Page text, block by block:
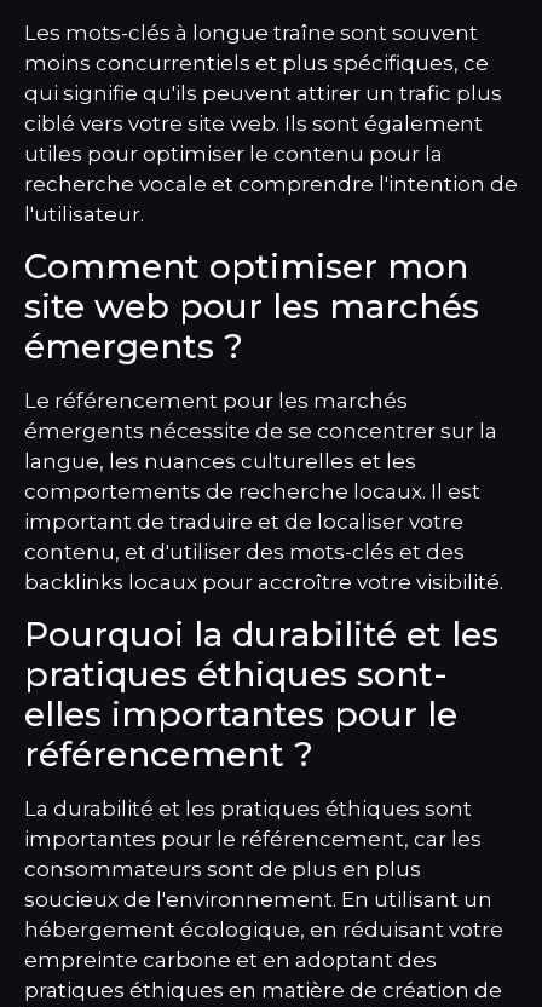
Les mots-clés à longue traîne sont souvent
moins concurrentiels et plus spécifiques, ce
qui signifie qu'ils peuvent attirer un trafic plus
ciblé vers votre site web. Ils sont également
utiles pour optimiser le contenu pour la
recherche vocale et comprendre l'intention de
l'utilisateur.
Comment optimiser mon
site web pour les marchés
émergents ?
Le référencement pour les marchés
émergents nécessite de se concentrer sur la
langue, les nuances culturelles et les
comportements de recherche locaux. Il est
important de traduire et de localiser votre
contenu, et d'utiliser des mots-clés et des
backlinks locaux pour accroître votre visibilité.
Pourquoi la durabilité et les
pratiques éthiques sont-
elles importantes pour le
référencement ?
La durabilité et les pratiques éthiques sont
importantes pour le référencement, car les
consommateurs sont de plus en plus
soucieux de l'environnement. En utilisant un
hébergement écologique, en réduisant votre
empreinte carbone et en adoptant des
pratiques éthiques en matière de création de